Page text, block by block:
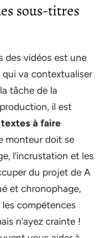
sous-titres
des vidéos est une
va contextualiser
tâche de la
il est
à faire
monteur doit se
l’incrustation et les
du projet de A
et chronophage,
les compétences
n’ayez crainte !